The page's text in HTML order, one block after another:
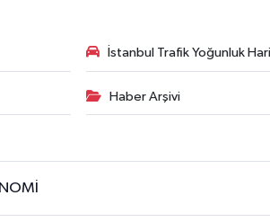
İstanbul Trafik Yoğunluk
Haber Arşivi